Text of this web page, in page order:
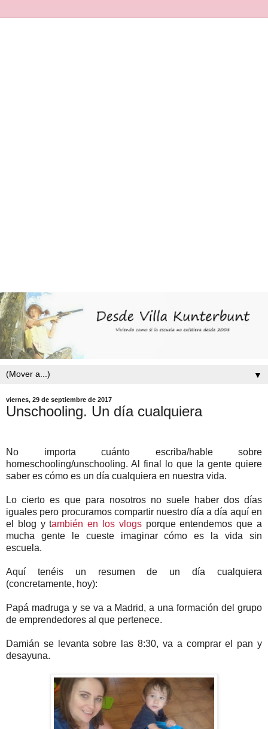
▼
viernes, 29 de septiembre de 2017
Unschooling. Un día cualquiera
No importa cuánto escriba/hable sobre
homeschooling/unschooling. Al final lo que la gente quiere
saber es cómo es un día cualquiera en nuestra vida.
Lo cierto es que para nosotros no suele haber dos días
iguales pero procuramos compartir nuestro día a día aquí en
el blog y también en los vlogsporque entendemos que a
mucha gente le cueste imaginar cómo es la vida sin
escuela.
Aquí tenéis un resumen de un día cualquiera
(concretamente, hoy):
Papá madruga y se va a Madrid, a una formación del grupo
de emprendedores al que pertenece.
Damián se levanta sobre las 8:30, va a comprar el pan y
desayuna.